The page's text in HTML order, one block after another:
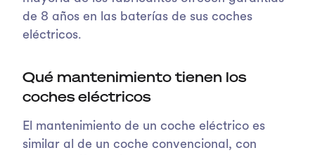
de 8 años en las baterías de sus coches
eléctricos.
Qué mantenimiento tienen los
coches eléctricos
El mantenimiento de un coche eléctrico es
similar al de un coche convencional, con